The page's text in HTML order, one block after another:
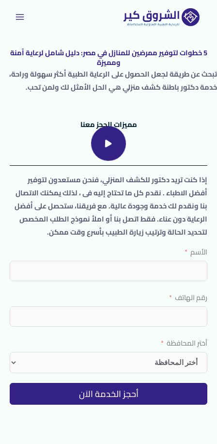
5 خطوات لتوفير ممرضين للمنازل في مصر: دليل شامل لرعاية آمنة
ومميزة
تبحث عن طريقة لجعل الحصول على الرعاية الطبية أكثر سهولة وراحة،
خدمة دكتور باطنة كشف منزلي هي الحل الأمثل لك ولمن تحب.
مميزات الحجز معنا
إذا كنت تريددكتورللكشف المنزلي، فنحن مستعدون لتوفير
أفضل الاطباء . نقدم كل ما تحتاج إليه فى ، لذلك يمكنك الاتصال
بنا ونقدم لك خدمة وجودة عالية. مع فريقنا، ستحصل على أفضل
الرعاية دون عناء. فقط اتصل بنا أو املأ نموذج الطلب المخصص
لتحديد الحالة وترتيب زيارة الطبيب بأسرع وقت ممكن.
الأسم
رقم الهاتف
أختر المحافظة
أحجز الخدمة الاَن